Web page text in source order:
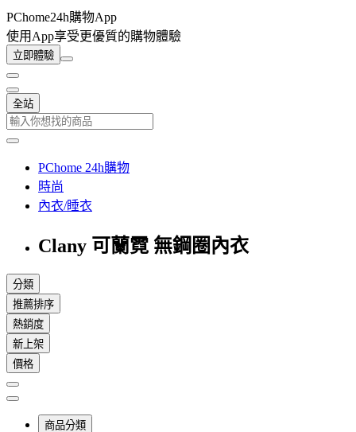
PChome24h購物App
使用App享受更優質的購物體驗
立即體驗
全站
PChome 24h購物
時尚
內衣/睡衣
Clany 可蘭霓 無鋼圈內衣
分類
推薦排序
熱銷度
新上架
價格
商品分類